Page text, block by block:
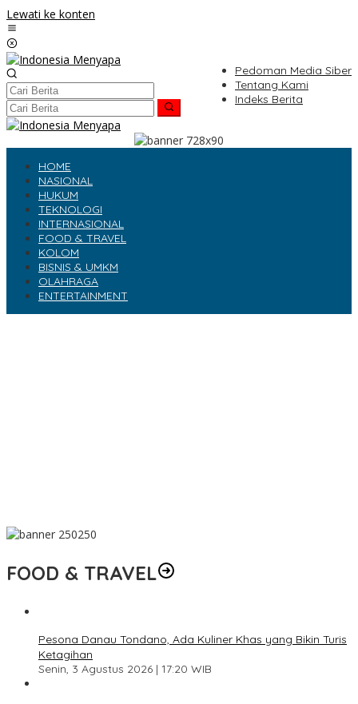
Lewati ke konten
Pedoman Media Siber
Tentang Kami
Indeks Berita
HOME
NASIONAL
HUKUM
TEKNOLOGI
INTERNASIONAL
FOOD & TRAVEL
KOLOM
BISNIS & UMKM
OLAHRAGA
ENTERTAINMENT
FOOD & TRAVEL
Pesona Danau Tondano, Ada Kuliner Khas yang Bikin Turis
Ketagihan
Senin, 3 Agustus 2026 | 17:20 WIB